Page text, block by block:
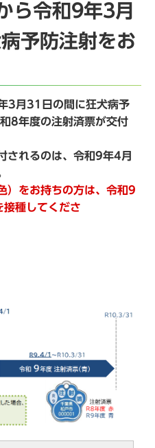
ら令和9年3月
予防注射をお
3月31日の間に狂犬病予
8年度の注射済票が交付
されるのは、令和9年4月
）をお持ちの方は、令和9
種してくださ